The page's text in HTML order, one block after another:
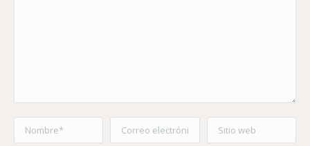
Nombre * Correo electrónico * Sitio web